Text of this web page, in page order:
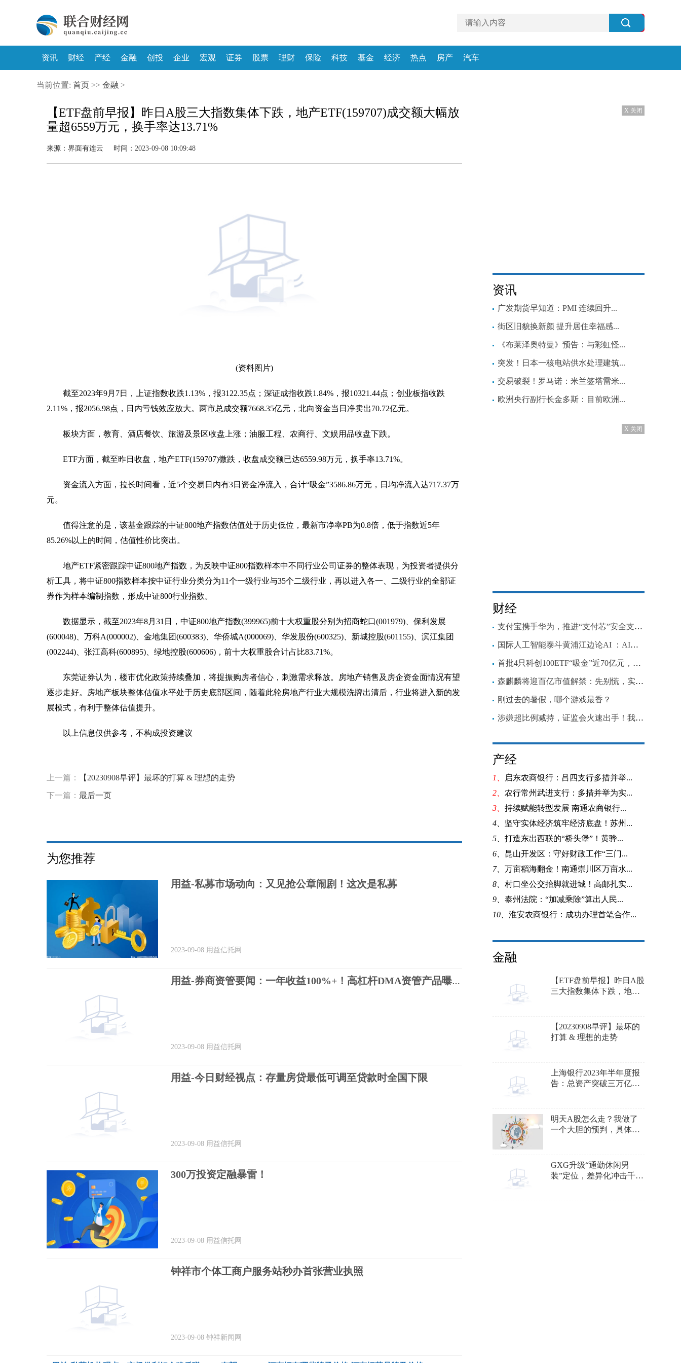
资讯 财经 产经 金融 创投 企业 宏观 证券 股票 理财 保险 科技 基金 经济 热点 房产 汽车
当前位置: 首页 >> 金融 >
【ETF盘前早报】昨日A股三大指数集体下跌，地产ETF(159707)成交额大幅放
量超6559万元，换手率达13.71%
来源：界面有连云 时间：2023-09-08 10:09:48
(资料图片)
截至2023年9月7日，上证指数收跌1.13%，报3122.35点；深证成指收跌1.84%，报10321.44点；创业板指收跌
2.11%，报2056.98点，日内亏钱效应放大。两市总成交额7668.35亿元，北向资金当日净卖出70.72亿元。
板块方面，教育、酒店餐饮、旅游及景区收盘上涨；油服工程、农商行、文娱用品收盘下跌。
ETF方面，截至昨日收盘，地产ETF(159707)微跌，收盘成交额已达6559.98万元，换手率13.71%。
资金流入方面，拉长时间看，近5个交易日内有3日资金净流入，合计“吸金”3586.86万元，日均净流入达717.37万
元。
值得注意的是，该基金跟踪的中证800地产指数估值处于历史低位，最新市净率PB为0.8倍，低于指数近5年
85.26%以上的时间，估值性价比突出。
地产ETF紧密跟踪中证800地产指数，为反映中证800指数样本中不同行业公司证券的整体表现，为投资者提供分
析工具，将中证800指数样本按中证行业分类分为11个一级行业与35个二级行业，再以进入各一、二级行业的全部证
券作为样本编制指数，形成中证800行业指数。
数据显示，截至2023年8月31日，中证800地产指数(399965)前十大权重股分别为招商蛇口(001979)、保利发展
(600048)、万科A(000002)、金地集团(600383)、华侨城A(000069)、华发股份(600325)、新城控股(601155)、滨江集团
(002244)、张江高科(600895)、绿地控股(600606)，前十大权重股合计占比83.71%。
东莞证券认为，楼市优化政策持续叠加，将提振购房者信心，刺激需求释放。房地产销售及房企资金面情况有望
逐步走好。房地产板块整体估值水平处于历史底部区间，随着此轮房地产行业大规模洗牌出清后，行业将进入新的发
展模式，有利于整体估值提升。
以上信息仅供参考，不构成投资建议
上一篇： 【20230908早评】最坏的打算 & 理想的走势
下一篇： 最后一页
为您推荐
用益-私募市场动向：又见抢公章闹剧！这次是私募
2023-09-08 用益信托网
用益-券商资管要闻：一年收益100%+！高杠杆DMA资管产品曝光！
2023-09-08 用益信托网
用益-今日财经视点：存量房贷最低可调至贷款时全国下限
2023-09-08 用益信托网
300万投资定融暴雷！
2023-09-08 用益信托网
钟祥市个体工商户服务站秒办首张营业执照
2023-09-08 钟祥新闻网
X 关闭
资讯
广发期货早知道：PMI 连续回升...
街区旧貌换新颜 提升居住幸福感...
《布莱泽奥特曼》预告：与彩虹怪...
突发！日本一核电站供水处理建筑...
交易破裂！罗马诺：米兰签塔雷米...
欧洲央行副行长金多斯：目前欧洲...
X 关闭
财经
支付宝携手华为，推进“支付芯”安全支付方案
国际人工智能泰斗黄浦江边论AI ：AI是一项新的工程系统
首批4只科创100ETF“吸金”近70亿元，从指数发布到官宣成立仅1个月
森麒麟将迎百亿市值解禁：先别慌，实控人此前承诺3个月不减持
刚过去的暑假，哪个游戏最香？
涉嫌超比例减持，证监会火速出手！我乐家居相关股东被立案调查
产经
1、
启东农商银行：吕四支行多措并举...
2、 农行常州武进支行：多措并举为实...
3、 持续赋能转型发展 南通农商银行...
4、 坚守实体经济筑牢经济底盘！苏州...
5、 打造东出西联的“桥头堡”！黄骅...
6、 昆山开发区：守好财政工作“三门...
7、 万亩稻海翻金！南通崇川区万亩水...
8、 村口坐公交抬脚就进城！高邮扎实...
9、 泰州法院：“加减乘除”算出人民...
10、 淮安农商银行：成功办理首笔合作...
金融
【ETF盘前早报】昨日A股
三大指数集体下跌，地产
13.71%
【20230908早评】最坏的
打算 & 理想的走势
上海银行2023年半年度报
告：总资产突破三万亿，
明天A股怎么走？我做了
一个大胆的预判，具体请
GXG升级“通勤休闲男
装”定位，差异化冲击千亿